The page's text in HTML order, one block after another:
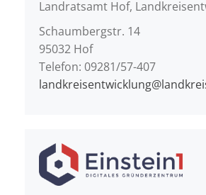
Landratsamt Hof,
Schaumbergstr. 14
95032 Hof
Telefon: 09281/57-407